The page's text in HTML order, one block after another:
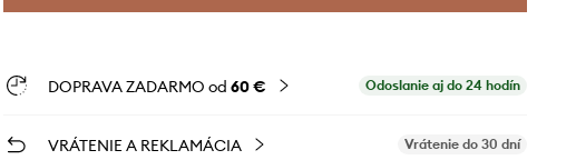
DOPRAVA ZADARMO od 60 € Odoslanie aj do 24 hodín
VRÁTENIE A REKLAMÁCIA Vrátenie do 30 dní